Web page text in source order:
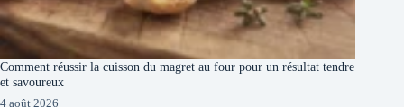
Comment réussir la cuisson du magret au four pour un résultat tendre
et savoureux
4 août 2026